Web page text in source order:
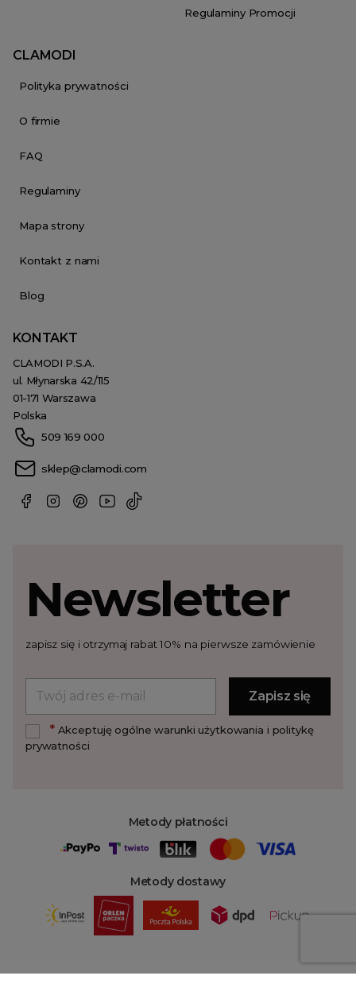
Regulaminy Promocji
CLAMODI
Polityka prywatności
O firmie
FAQ
Regulaminy
Mapa strony
Kontakt z nami
Blog
KONTAKT
CLAMODI P.S.A.
ul. Młynarska 42/115
01-171 Warszawa
Polska
509 169 000
sklep@clamodi.com
Metody płatności
Metody dostawy
Newsletter
zapisz się i otrzymaj rabat 10% na pierwsze zamówienie
*Akceptuję ogólne warunki użytkowania i politykę
prywatności